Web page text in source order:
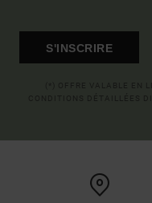
S'INSCRIRE